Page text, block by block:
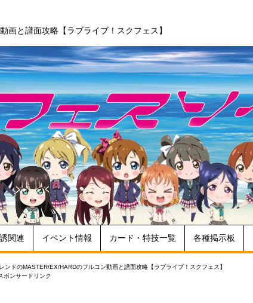
画と譜面攻略【ラブライブ！スクフェス】
関連 イベント情報 カード・特技一覧 各種掲示板
ンドのMASTER/EX/HARDのフルコン動画と譜面攻略【ラブライブ！スクフェス】
ポンサードリンク